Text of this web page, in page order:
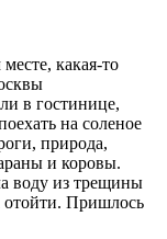
какая-то
в гостинице,
на соленое
природа,
и коровы.
воду из трещины
отойти. Пришлось